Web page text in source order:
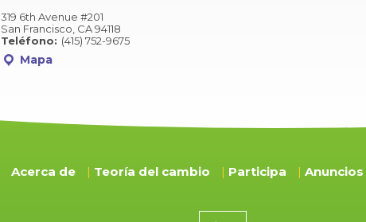
319 6th Avenue #201
San Francisco, CA 94118
Teléfono: (415) 752-9675
Mapa
Acerca de Teoría del cambio Participa Anuncios
Importe de la donación